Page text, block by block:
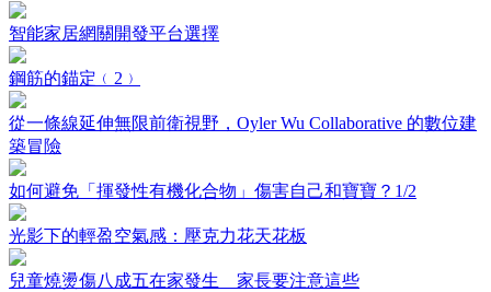
智能家居網關開發平台選擇
鋼筋的錨定﹙2﹚
從一條線延伸無限前衛視野，Oyler Wu Collaborative 的數位建
築冒險
如何避免「揮發性有機化合物」傷害自己和寶寶？1/2
光影下的輕盈空氣感：壓克力花天花板
兒童燒燙傷八成五在家發生 家長要注意這些